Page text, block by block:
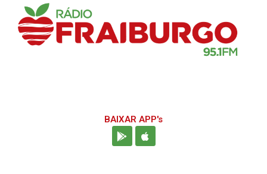
BAIXAR APP's